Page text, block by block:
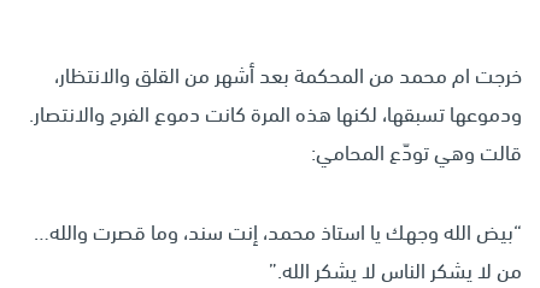
خرجت ام محمد من المحكمة بعد أشهر من القلق والانتظار،
ودموعها تسبقها، لكنها هذه المرة كانت دموع الفرح والانتصار.
قالت وهي تودّع المحامي:
“بيض الله وجهك يا استاذ محمد، إنت سند، وما قصرت والله…
من لا يشكر الناس لا يشكر الله.”